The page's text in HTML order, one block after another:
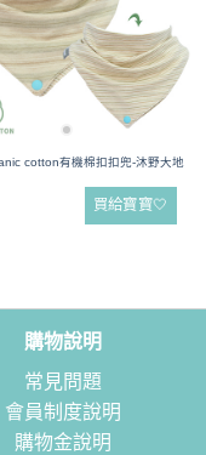
cotton有機棉扣扣兜-沐野大地
買給寶寶🤍
購物說明
常見問題
會員制度說明
購物金說明